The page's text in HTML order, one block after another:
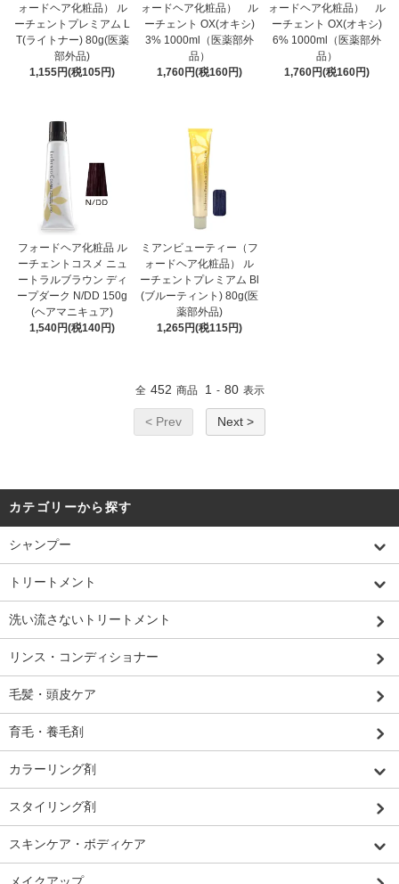
ォードヘア化粧品） ル
ーチェントプレミアム L
T(ライトナー) 80g(医薬
部外品)
1,155円(税105円)
ォードヘア化粧品） ル
ーチェント OX(オキシ)
3% 1000ml（医薬部外
品）
1,760円(税160円)
ォードヘア化粧品） ル
ーチェント OX(オキシ)
6% 1000ml（医薬部外
品）
1,760円(税160円)
フォードヘア化粧品 ル
ーチェントコスメ ニュ
ートラルブラウン ディ
ープダーク N/DD 150g
(ヘアマニキュア)
1,540円(税140円)
ミアンビューティー（フ
ォードヘア化粧品） ル
ーチェントプレミアム Bl
(ブルーティント) 80g(医
薬部外品)
1,265円(税115円)
全 452 商品 1 - 80 表示
< Prev Next >
カテゴリーから探す
シャンプー
トリートメント
洗い流さないトリートメント
リンス・コンディショナー
毛髪・頭皮ケア
育毛・養毛剤
カラーリング剤
スタイリング剤
スキンケア・ボディケア